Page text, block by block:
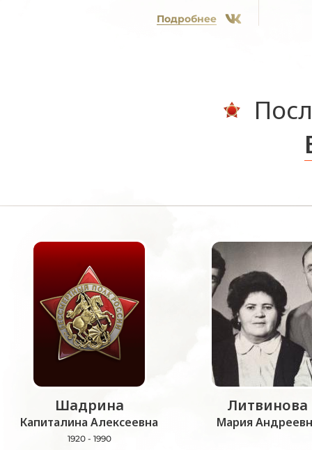
Подробнее
Шадрина
Капиталина Алексеевна
1920 - 1990
Литвинова
Мария